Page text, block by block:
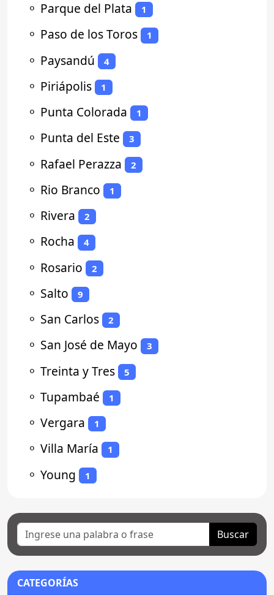
⚬ Parque del Plata 1
⚬ Paso de los Toros 1
⚬ Paysandú 4
⚬ Piriápolis 1
⚬ Punta Colorada 1
⚬ Punta del Este 3
⚬ Rafael Perazza 2
⚬ Rio Branco 1
⚬ Rivera 2
⚬ Rocha 4
⚬ Rosario 2
⚬ Salto 9
⚬ San Carlos 2
⚬ San José de Mayo 3
⚬ Treinta y Tres 5
⚬ Tupambaé 1
⚬ Vergara 1
⚬ Villa María 1
⚬ Young 1
Buscar
CATEGORÍAS